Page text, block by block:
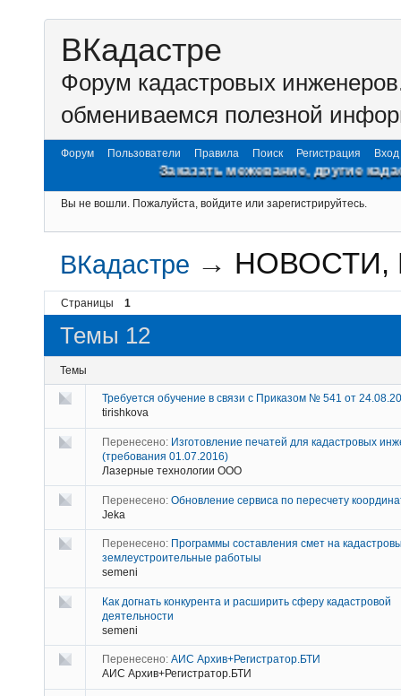
ВКадастре
Форум кадастровых
обмениваемся полезной
Форум Пользователи Правила Поиск Регистрация Вход
Заказать межевание, другие
Вы не вошли. Пожалуйста, войдите или зарегистрируйтесь.
ВКадастре →
Страницы 1
Темы 12
Темы
Требуется обучение в связи с Приказом № 541 от
tirishkova
Перенесено: Изготовление печатей для кадастровых
(требования 01.07.2016)
Лазерные технологии ООО
Перенесено: Обновление сервиса по пересчету
Jeka
Перенесено: Программы составления смет на
землеустроительные работыы
semeni
Как догнать конкурента и расширить сферу кадастровой
деятельности
semeni
Перенесено: АИС Архив+Регистратор.БТИ
АИС Архив+Регистратор.БТИ